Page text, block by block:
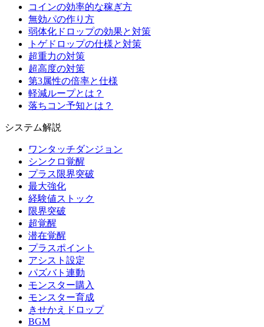
コインの効率的な稼ぎ方
無効パの作り方
弱体化ドロップの効果と対策
トゲドロップの仕様と対策
超重力の対策
超高度の対策
第3属性の倍率と仕様
軽減ループとは？
落ちコン予知とは？
システム解説
ワンタッチダンジョン
シンクロ覚醒
プラス限界突破
最大強化
経験値ストック
限界突破
超覚醒
潜在覚醒
プラスポイント
アシスト設定
パズバト連動
モンスター購入
モンスター育成
きせかえドロップ
BGM